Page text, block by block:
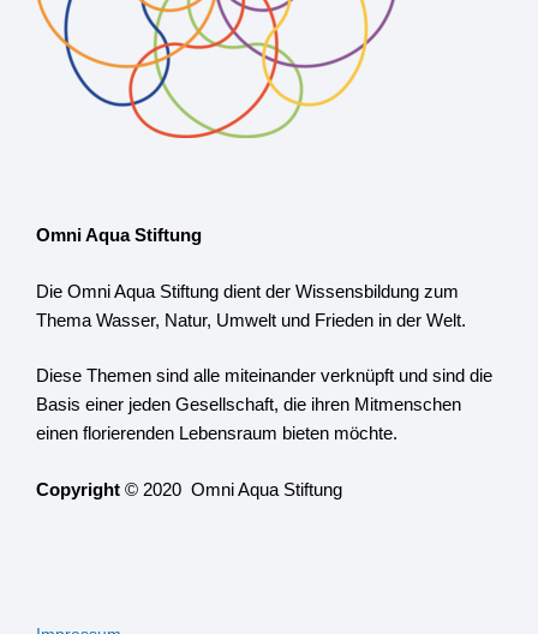
Omni Aqua Stiftung
Die Omni Aqua Stiftung dient der Wissensbildung zum
Thema Wasser, Natur, Umwelt und Frieden in der Welt.
Diese Themen sind alle miteinander verknüpft und sind die
Basis einer jeden Gesellschaft, die ihren Mitmenschen
einen florierenden Lebensraum bieten möchte.
Copyright © 2020 Omni Aqua Stiftung